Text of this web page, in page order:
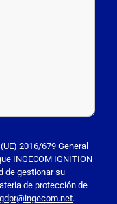
2016/679 General
INGECOM IGNITION
de gestionar su
de protección de
gdpr@ingecom.net.